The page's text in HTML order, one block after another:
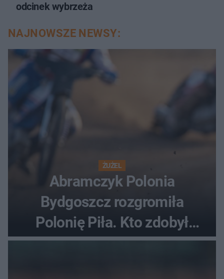
odcinek wybrzeża
NAJNOWSZE NEWSY:
ŻUŻEL
Abramczyk Polonia
Bydgoszcz rozgromiła
Polonię Piła. Kto zdobył
najwięcej punktów?